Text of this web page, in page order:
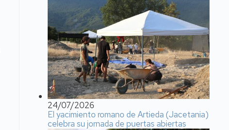
24/07/2026
El yacimiento romano de Artieda (Jacetania)
celebra su jornada de puertas abiertas